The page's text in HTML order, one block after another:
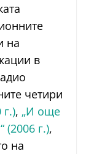
на
в
четири
г.), „И още
(2006 г.),
на